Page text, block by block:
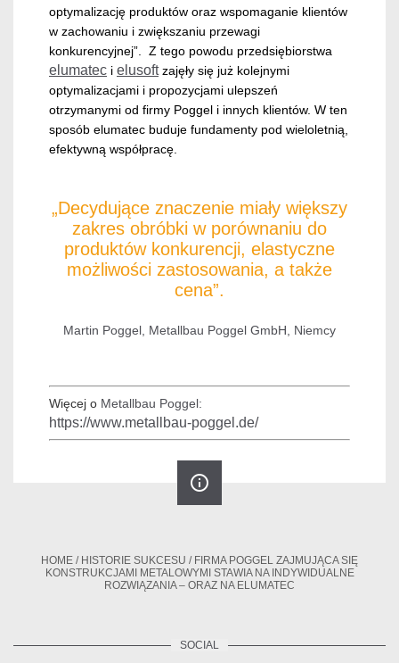
optymalizację produktów oraz wspomaganie klientów
w zachowaniu i zwiększaniu przewagi
konkurencyjnej”. Z tego powodu przedsiębiorstwa
elumatec i elusoftzajęły się już kolejnymi
optymalizacjami i propozycjami ulepszeń
otrzymanymi od firmy Poggel i innych klientów. W ten
sposób elumatec buduje fundamenty pod wieloletnią,
efektywną współpracę.
„Decydujące znaczenie miały większy
zakres obróbki w porównaniu do
produktów konkurencji, elastyczne
możliwości zastosowania, a także
cena”.
Martin Poggel, Metallbau Poggel GmbH, Niemcy
Więcej o Metallbau Poggel:
https://www.metallbau-poggel.de/
info_outline
HOME / HISTORIE SUKCESU / FIRMA POGGEL ZAJMUJĄCA SIĘ
KONSTRUKCJAMI METALOWYMI STAWIA NA INDYWIDUALNE
ROZWIĄZANIA – ORAZ NA ELUMATEC